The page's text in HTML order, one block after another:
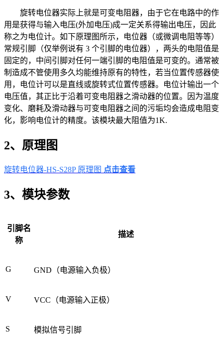
旋转电位器实际上就是可变电阻器，由于它在电路中的作
用是获得与输入电压(外加电压)成一定关系得输出电压，因此
称之为电位计。如下原理图所示，电位器（或微调电阻等等）
常规引脚（仅举例说有 3 个引脚的电位器），两头的电阻值是
固定的，中间引脚对任何一端引脚的电阻值是可变的。通常被
制造成不管使用多久均能维持原有的特性，若当位置传感器使
用，电位计可以是直线或旋转式位置传感器。电位计输出一个
电压值，其正比于沿着可变电阻器之滑动器的位置。因为温度
变化、磨耗及滑动器与可变电阻器之间的污垢均会造成电阻变
化，影响电位计的精度。该模块最大阻值为1K.
2、原理图
旋转电位器-HS-S28P 原理图 点击查看
3、模块参数
引脚名
称
描述
G GND（电源输入负极）
V VCC（电源输入正极）
S 模拟信号引脚